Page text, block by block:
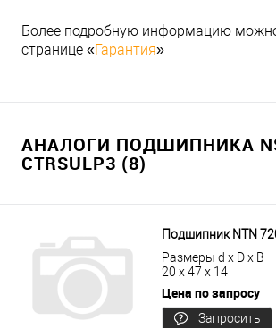
Более подробную информацию
странице «Гарантия»
АНАЛОГИ ПОДШИПНИКА
CTRSULP3 (8)
Подшипник NTN
Размеры d x D x B
20 x 47 x 14
Цена по запросу
Запросить